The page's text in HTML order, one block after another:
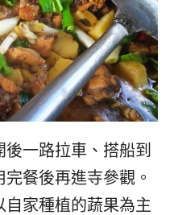
一路拉車、搭船到
餐後再進寺參觀。
家種植的蔬果為主